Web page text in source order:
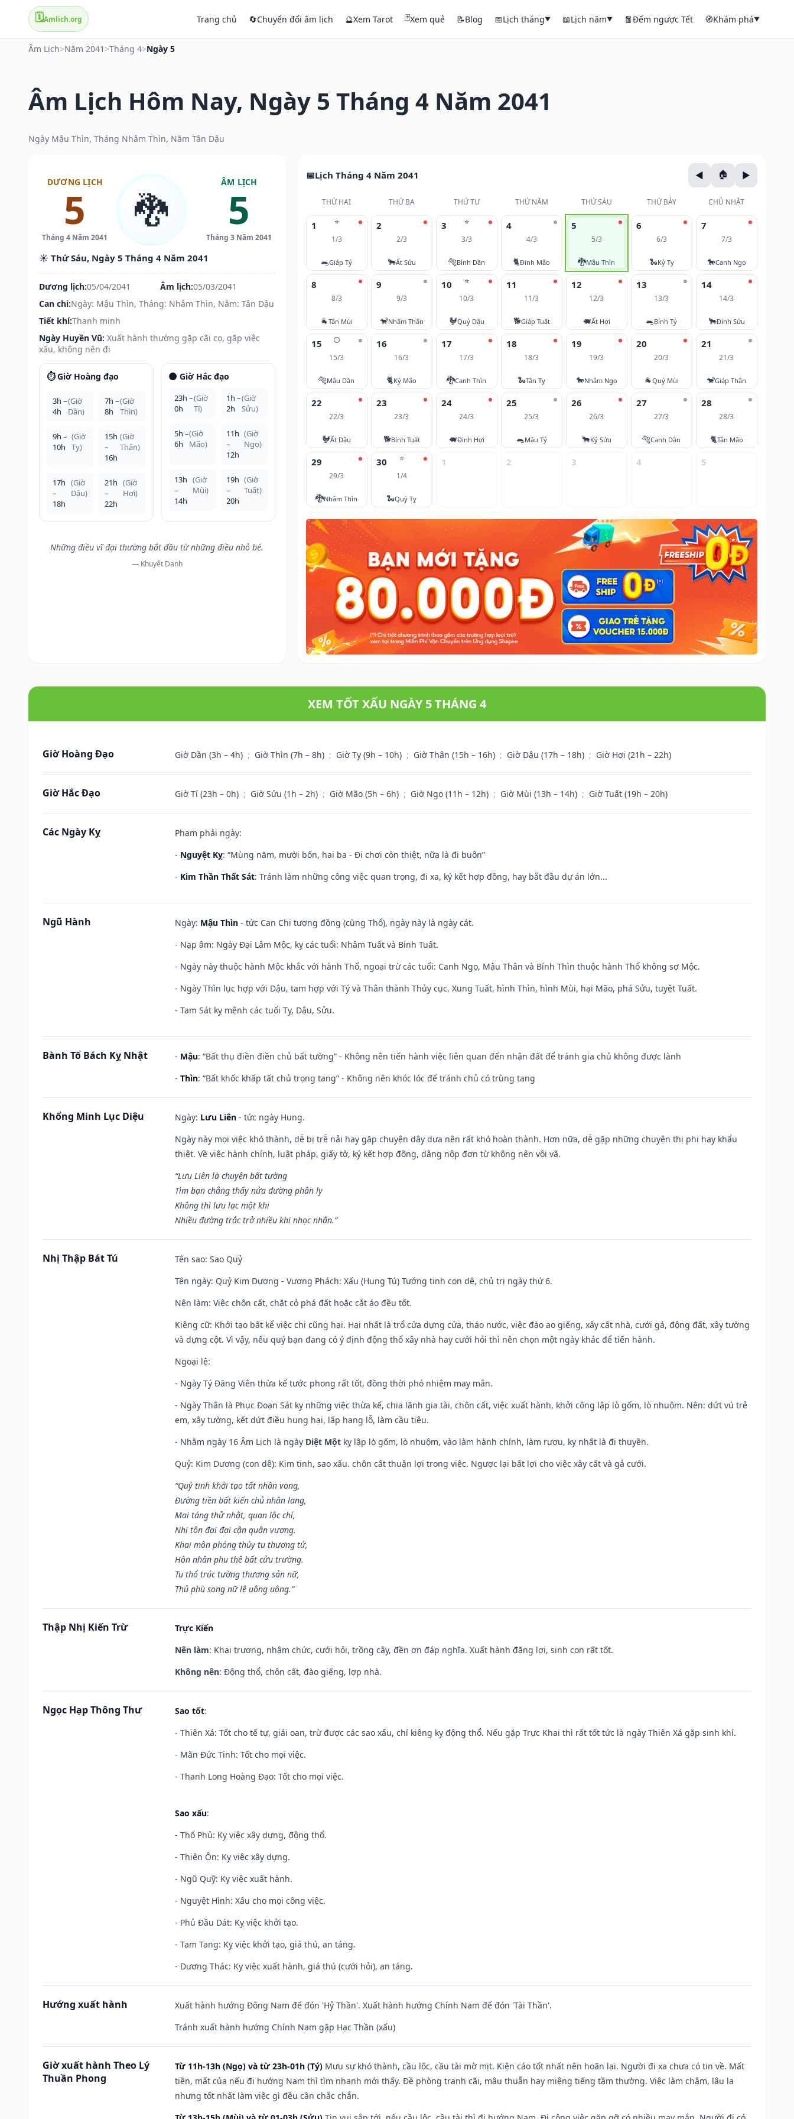
🗓️Amlich.org Trang chủ 🔄Chuyển đổi âm lịch 🔮Xem Tarot 🃏Xem quẻ 📝Blog 📅Lịch tháng▼ 📖Lịch năm▼ 🧧Đếm ngược Tết 🧭Khám phá▼
Âm Lịch>Năm 2041 >Tháng 4>Ngày 5
Âm Lịch Hôm Nay, Ngày 5 Tháng 4 Năm 2041
Ngày Mậu Thìn, Tháng Nhâm Thìn, Năm Tân Dậu
DƯƠNG LỊCH
5
Tháng 4 Năm 2041
🐉
ÂM LỊCH
5
Tháng 3 Năm 2041
☀️ Thứ Sáu, Ngày 5 Tháng 4 Năm 2041
Dương lịch:05/04/2041 Âm lịch:05/03/2041
Can chi:Ngày: Mậu Thìn, Tháng: Nhâm Thìn, Năm: Tân Dậu
Tiết khí:Thanh minh
Ngày Huyền Vũ: Xuất hành thường gặp cãi cọ, gặp việc
xấu, không nên đi
⏱️ Giờ Hoàng đạo
3h –
4h
(Giờ
Dần)
7h –
8h
(Giờ
Thìn)
9h –
10h
(Giờ
Tỵ)
15h
–
16h
(Giờ
Thân)
17h
–
18h
(Giờ
Dậu)
21h
–
22h
(Giờ
Hợi)
🌑 Giờ Hắc đạo
23h –
0h
(Giờ
Tí)
1h –
2h
(Giờ
Sửu)
5h –
6h
(Giờ
Mão)
11h
–
12h
(Giờ
Ngọ)
13h
–
14h
(Giờ
Mùi)
19h
–
20h
(Giờ
Tuất)
Những điều vĩ đại thường bắt đầu từ những điều nhỏ bé.
— Khuyết Danh
Lịch Tháng 4 Năm 2041
THỨ HAI THỨ BA THỨ TƯ THỨ NĂM THỨ SÁU THỨ BẢY
CHỦ NHẬT
⭐
1
1/3
🐀Giáp Tý
2
2/3
🐂Ất Sửu
⭐
3
3/3
🐅Bính Dần
4
4/3
🐈Đinh Mão
5
5/3
🐉Mậu Thìn
6
6/3
🐍Kỷ Tỵ
7
7/3
🐎Canh Ngọ
8
8/3
🐐Tân Mùi
9
9/3
🐒Nhâm Thân
⭐
10
10/3
🐓Quý Dậu
11
11/3
🐕Giáp Tuất
12
12/3
🐖Ất Hợi
13
13/3
🐀Bính Tý
14
14/3
🐂Đinh Sửu
🌕
15
15/3
🐅Mậu Dần
16
16/3
🐈Kỷ Mão
17
17/3
🐉Canh Thìn
18
18/3
🐍Tân Tỵ
19
19/3
🐎Nhâm Ngọ
20
20/3
🐐Quý Mùi
21
21/3
🐒Giáp Thân
22
22/3
🐓Ất Dậu
23
23/3
🐕Bính Tuất
24
24/3
🐖Đinh Hợi
25
25/3
🐀Mậu Tý
26
26/3
🐂Kỷ Sửu
27
27/3
🐅Canh Dần
28
28/3
🐈Tân Mão
29
29/3
🐉Nhâm Thìn
⭐
30
1/4
🐍Quý Tỵ
1 2 3 4 5
XEM TỐT XẤU NGÀY 5 THÁNG 4
Giờ Hoàng Đạo Giờ Dần (3h – 4h) ; Giờ Thìn (7h – 8h) ; Giờ Tỵ (9h – 10h) ; Giờ Thân (15h – 16h) ; Giờ Dậu (17h – 18h) ; Giờ Hợi (21h – 22h)
Giờ Hắc Đạo Giờ Tí (23h – 0h) ; Giờ Sửu (1h – 2h) ; Giờ Mão (5h – 6h) ; Giờ Ngọ (11h – 12h) ; Giờ Mùi (13h – 14h) ; Giờ Tuất (19h – 20h)
Các Ngày Kỵ
Phạm phải ngày:
- Nguyệt Kỵ: “Mùng năm, mười bốn, hai ba - Đi chơi còn thiệt, nữa là đi buôn”
- Kim Thần Thất Sát: Tránh làm những công việc quan trọng, đi xa, ký kết hợp đồng, hay bắt đầu dự án lớn...
Ngũ Hành Ngày: Mậu Thìn - tức Can Chi tương đồng (cùng Thổ), ngày này là ngày cát.
- Nạp âm: Ngày Đại Lâm Mộc, kỵ các tuổi: Nhâm Tuất và Bính Tuất.
- Ngày này thuộc hành Mộc khắc với hành Thổ, ngoại trừ các tuổi: Canh Ngọ, Mậu Thân và Bính Thìn thuộc hành Thổ không sợ Mộc.
- Ngày Thìn lục hợp với Dậu, tam hợp với Tý và Thân thành Thủy cục. Xung Tuất, hình Thìn, hình Mùi, hại Mão, phá Sửu, tuyệt Tuất.
- Tam Sát kỵ mệnh các tuổi Tỵ, Dậu, Sửu.
Bành Tổ Bách Kỵ Nhật - Mậu: “Bất thụ điền điền chủ bất tường” - Không nên tiến hành việc liên quan đến nhận đất để tránh gia chủ không được lành
- Thìn: “Bất khốc khấp tất chủ trọng tang” - Không nên khóc lóc để tránh chủ có trùng tang
Khổng Minh Lục Diệu Ngày: Lưu Liên - tức ngày Hung.
Ngày này mọi việc khó thành, dễ bị trễ nải hay gặp chuyện dây dưa nên rất khó hoàn thành. Hơn nữa, dễ gặp những chuyện thị phi hay khẩu
thiệt. Về việc hành chính, luật pháp, giấy tờ, ký kết hợp đồng, dâng nộp đơn từ không nên vội vã.
“Lưu Liên là chuyện bất tường
Tìm bạn chẳng thấy nửa đường phân ly
Không thì lưu lạc một khi
Nhiều đường trắc trở nhiều khi nhọc nhằn.”
Nhị Thập Bát Tú Tên sao: Sao Quỷ
Tên ngày: Quỷ Kim Dương - Vương Phách: Xấu (Hung Tú) Tướng tinh con dê, chủ trị ngày thứ 6.
Nên làm: Việc chôn cất, chặt cỏ phá đất hoặc cắt áo đều tốt.
Kiêng cữ: Khởi tạo bất kể việc chi cũng hại. Hại nhất là trổ cửa dựng cửa, tháo nước, việc đào ao giếng, xây cất nhà, cưới gả, động đất, xây tường
và dựng cột. Vì vậy, nếu quý bạn đang có ý định động thổ xây nhà hay cưới hỏi thì nên chọn một ngày khác để tiến hành.
Ngoại lệ:
- Ngày Tý Đăng Viên thừa kế tước phong rất tốt, đồng thời phó nhiệm may mắn.
- Ngày Thân là Phục Đoạn Sát kỵ những việc thừa kế, chia lãnh gia tài, chôn cất, việc xuất hành, khởi công lập lò gốm, lò nhuộm. Nên: dứt vú trẻ
em, xây tường, kết dứt điều hung hại, lấp hang lỗ, làm cầu tiêu.
- Nhằm ngày 16 Âm Lịch là ngày Diệt Một kỵ lập lò gốm, lò nhuộm, vào làm hành chính, làm rượu, kỵ nhất là đi thuyền.
Quỷ: Kim Dương (con dê): Kim tinh, sao xấu. chôn cất thuận lợi trong việc. Ngược lại bất lợi cho việc xây cất và gả cưới.
“Quỷ tinh khởi tạo tất nhân vong,
Đường tiền bất kiến chủ nhân lang,
Mai táng thử nhật, quan lộc chí,
Nhi tôn đại đại cận quân vương.
Khai môn phóng thủy tu thương tử,
Hôn nhân phu thê bất cửu trường.
Tu thổ trúc tường thương sản nữ,
Thủ phù song nữ lệ uông uông.”
Thập Nhị Kiến Trừ
Trực Kiến
Nên làm: Khai trương, nhậm chức, cưới hỏi, trồng cây, đền ơn đáp nghĩa. Xuất hành đặng lợi, sinh con rất tốt.
Không nên: Động thổ, chôn cất, đào giếng, lợp nhà.
Ngọc Hạp Thông Thư Sao tốt:
- Thiên Xá: Tốt cho tế tự, giải oan, trừ được các sao xấu, chỉ kiêng kỵ động thổ. Nếu gặp Trực Khai thì rất tốt tức là ngày Thiên Xá gặp sinh khí.
- Mãn Đức Tinh: Tốt cho mọi việc.
- Thanh Long Hoàng Đạo: Tốt cho mọi việc.
Sao xấu:
- Thổ Phủ: Kỵ việc xây dựng, động thổ.
- Thiên Ôn: Kỵ việc xây dựng.
- Ngũ Quỹ: Kỵ việc xuất hành.
- Nguyệt Hình: Xấu cho mọi công việc.
- Phủ Đầu Dát: Kỵ việc khởi tạo.
- Tam Tang: Kỵ việc khởi tạo, giá thú, an táng.
- Dương Thác: Kỵ việc xuất hành, giá thú (cưới hỏi), an táng.
Hướng xuất hành
Xuất hành hướng Đông Nam để đón 'Hỷ Thần'. Xuất hành hướng Chính Nam để đón 'Tài Thần'.
Tránh xuất hành hướng Chính Nam gặp Hạc Thần (xấu)
Giờ xuất hành Theo Lý
Thuần Phong
Từ 11h-13h (Ngọ) và từ 23h-01h (Tý) Mưu sự khó thành, cầu lộc, cầu tài mờ mịt. Kiện cáo tốt nhất nên hoãn lại. Người đi xa chưa có tin về. Mất
tiền, mất của nếu đi hướng Nam thì tìm nhanh mới thấy. Đề phòng tranh cãi, mâu thuẫn hay miệng tiếng tầm thường. Việc làm chậm, lâu la
nhưng tốt nhất làm việc gì đều cần chắc chắn.